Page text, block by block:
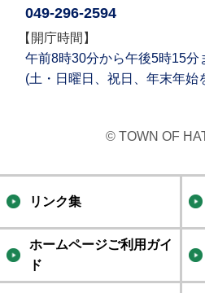
049-296-2594
【開庁時間】
午前8時30分から午後5時15分
(土・日曜日、祝日、年末年始
© TOWN OF
リンク集
ホームページご利用ガイ
ド